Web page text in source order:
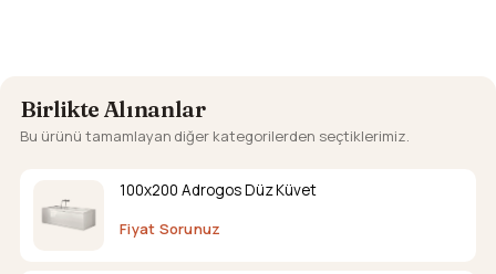
Birlikte Alınanlar
Bu ürünü tamamlayan diğer kategorilerden seçtiklerimiz.
100x200 Adrogos Düz Küvet
Fiyat Sorunuz